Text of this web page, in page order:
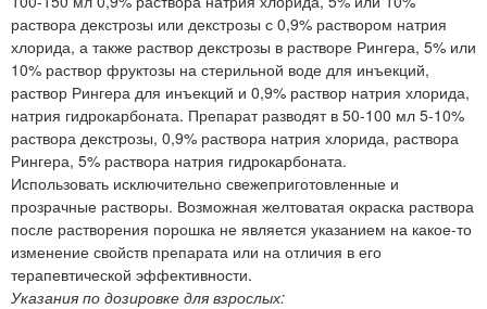
раствора декстрозы или декстрозы с 0,9% раствором натрия
хлорида, а также раствор декстрозы в растворе Рингера, 5% или
10% раствор фруктозы на стерильной воде для инъекций,
раствор Рингера для инъекций и 0,9% раствор натрия хлорида,
натрия гидрокарбоната. Препарат разводят в 50-100 мл 5-10%
раствора декстрозы, 0,9% раствора натрия хлорида, раствора
Рингера, 5% раствора натрия гидрокарбоната.
Использовать исключительно свежеприготовленные и
прозрачные растворы. Возможная желтоватая окраска раствора
после растворения порошка не является указанием на какое-то
изменение свойств препарата или на отличия в его
терапевтической эффективности.
Указания по дозировке для взрослых: